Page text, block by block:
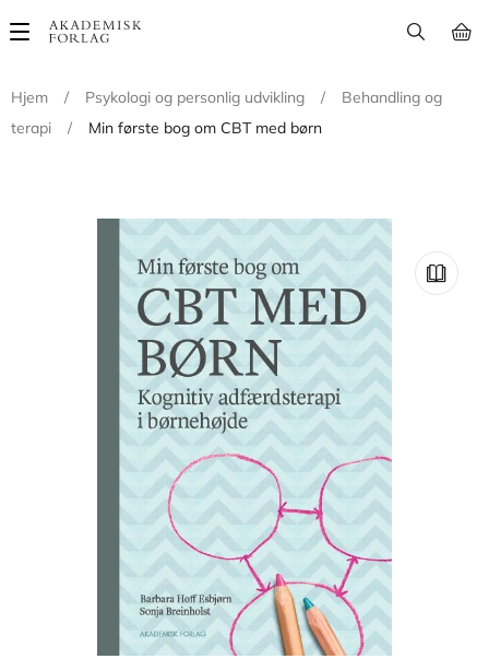
Main
Hjem
/ Psykologi og personlig udvikling /
Behandling og
terapi
/ Min første bog om CBT med børn